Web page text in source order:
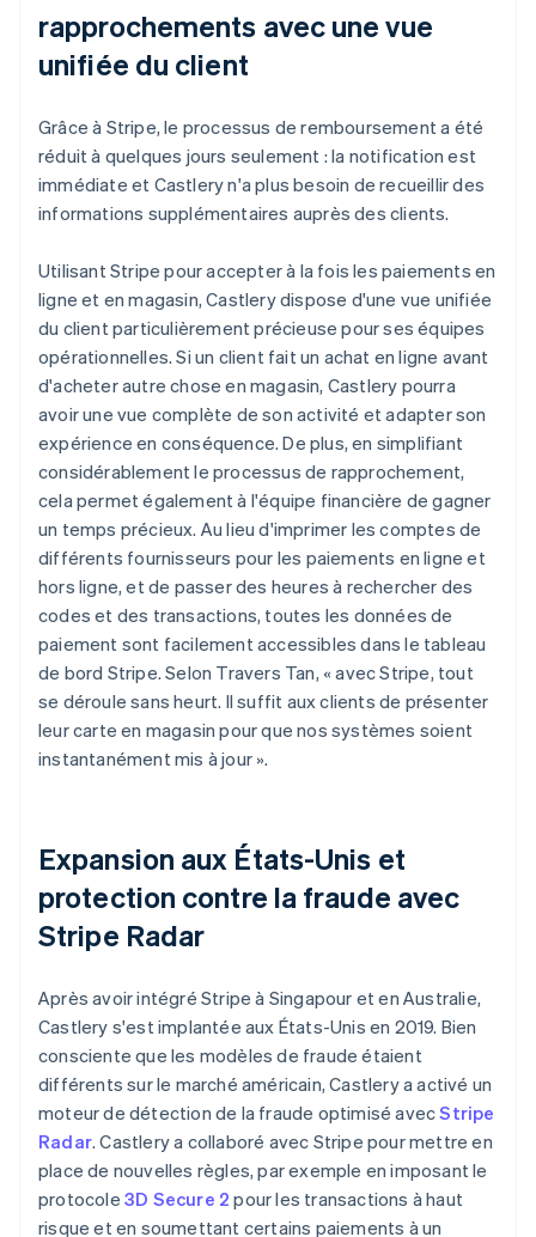
rapprochements avec une vue
unifiée du client
Grâce à Stripe, le processus de remboursement a été
réduit à quelques jours seulement : la notification est
immédiate et Castlery n'a plus besoin de recueillir des
informations supplémentaires auprès des clients.
Utilisant Stripe pour accepter à la fois les paiements en
ligne et en magasin, Castlery dispose d'une vue unifiée
du client particulièrement précieuse pour ses équipes
opérationnelles. Si un client fait un achat en ligne avant
d'acheter autre chose en magasin, Castlery pourra
avoir une vue complète de son activité et adapter son
expérience en conséquence. De plus, en simplifiant
considérablement le processus de rapprochement,
cela permet également à l'équipe financière de gagner
un temps précieux. Au lieu d'imprimer les comptes de
différents fournisseurs pour les paiements en ligne et
hors ligne, et de passer des heures à rechercher des
codes et des transactions, toutes les données de
paiement sont facilement accessibles dans le tableau
de bord Stripe. Selon Travers Tan, « avec Stripe, tout
se déroule sans heurt. Il suffit aux clients de présenter
leur carte en magasin pour que nos systèmes soient
instantanément mis à jour ».
Expansion aux États-Unis et
protection contre la fraude avec
Stripe Radar
Après avoir intégré Stripe à Singapour et en Australie,
Castlery s'est implantée aux États-Unis en 2019. Bien
consciente que les modèles de fraude étaient
différents sur le marché américain, Castlery a activé un
moteur de détection de la fraude optimisé avecStripe
Radar. Castlery a collaboré avec Stripe pour mettre en
place de nouvelles règles, par exemple en imposant le
protocole 3D Secure 2 pour les transactions à haut
risque et en soumettant certains paiements à un